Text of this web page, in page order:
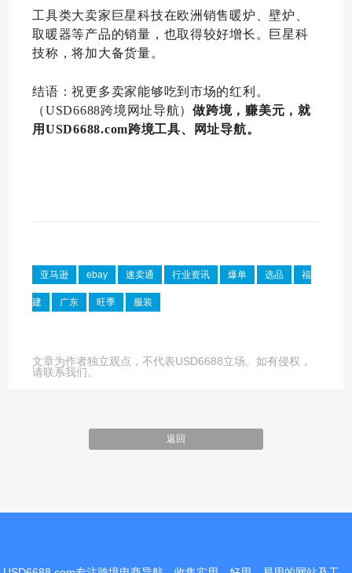
工具类大卖家巨星科技在欧洲销售暖炉、壁炉、
取暖器等产品的销量，也取得较好增长。巨星科
技称，将加大备货量。
结语：祝更多卖家能够吃到市场的红利。
（USD6688跨境网址导航）做跨境，赚美元，就
用USD6688.com跨境工具、网址导航。
亚马逊 ebay 速卖通 行业资讯 爆单 选品 福
建 广东 旺季 服装
文章为作者独立观点，不代表USD6688立场。如有侵权，
请联系我们。
返回